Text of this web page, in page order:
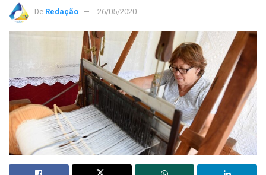
De Redação 26/05/2020